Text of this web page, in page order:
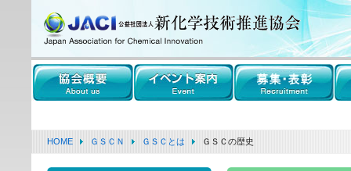
HOME ＧＳＣＮ ＧＳＣとは ＧＳＣの歴史